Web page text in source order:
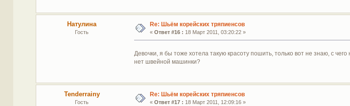
Натулина
Гость
Re: Шьём корейских тряпиенсов
« Ответ #16 : 18 Март 2011, 03:20:22 »
Девочки, я бы тоже хотела такую красоту пошить, только вот не знаю, с
нет швейной машинки?
Tenderrainy
Гость
Re: Шьём корейских тряпиенсов
« Ответ #17 : 18 Март 2011, 12:09:16 »